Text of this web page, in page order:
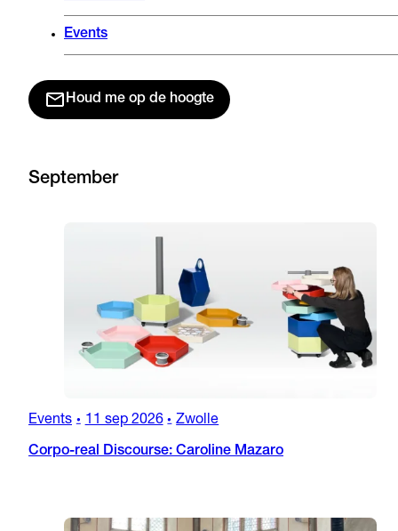
Events
Houd me op de hoogte
September
Events • 11 sep 2026 • Zwolle
Corpo-real Discourse: Caroline Mazaro